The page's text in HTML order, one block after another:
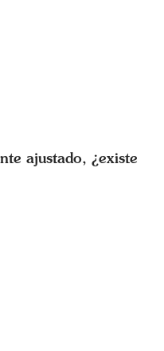
ajustado, ¿existe